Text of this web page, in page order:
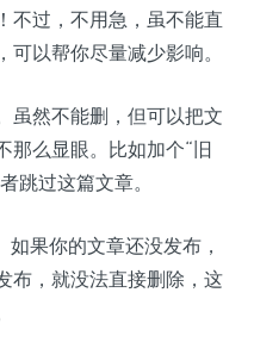
不过，不用急，虽不能直
以帮你尽量减少影响。
虽然不能删，但可以把文
那么显眼。比如加个“旧
跳过这篇文章。
果你的文章还没发布，
布，就没法直接删除，这